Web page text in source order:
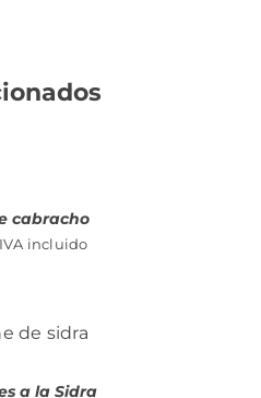
cabracho
IVA incluido
a la Sidra